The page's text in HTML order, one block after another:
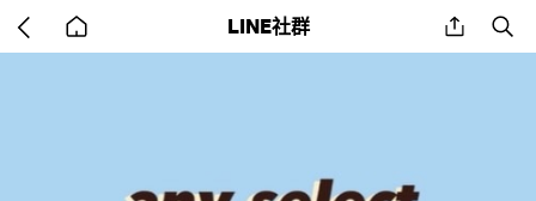
back
to
LINE社群 share